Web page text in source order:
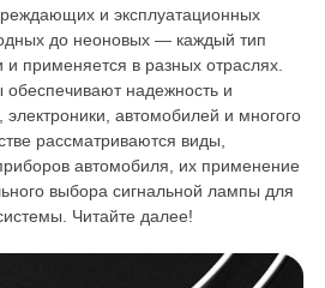
и эксплуатационных
до неоновых — каждый тип
и применяется в разных отраслях.
надежность и
автомобилей и многого
рассматриваются виды,
автомобиля, их применение
выбора сигнальной лампы для
Читайте далее!